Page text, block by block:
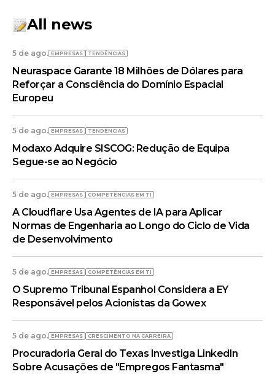
All news
5 de ago. EMPRESAS TENDÊNCIAS
Neuraspace Garante 18 Milhões de Dólares para
Reforçar a Consciência do Domínio Espacial
Europeu
5 de ago. EMPRESAS TENDÊNCIAS
Modaxo Adquire SISCOG: Redução de Equipa
Segue-se ao Negócio
5 de ago. EMPRESAS COMPETÊNCIAS EM TI
A Cloudflare Usa Agentes de IA para Aplicar
Normas de Engenharia ao Longo do Ciclo de Vida
de Desenvolvimento
5 de ago. EMPRESAS COMPETÊNCIAS EM TI
O Supremo Tribunal Espanhol Considera a EY
Responsável pelos Acionistas da Gowex
5 de ago. EMPRESAS CRESCIMENTO NA CARREIRA
Procuradoria Geral do Texas Investiga LinkedIn
Sobre Acusações de "Empregos Fantasma"